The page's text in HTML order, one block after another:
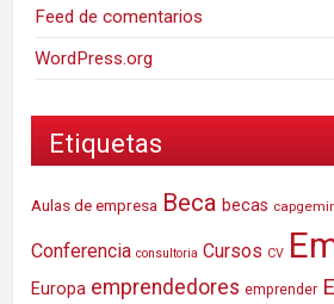
Feed de comentarios
WordPress.org
Etiquetas
Aulas de empresa Beca becas
Conferencia consultoria Cursos CV
Europa emprendedores emprender